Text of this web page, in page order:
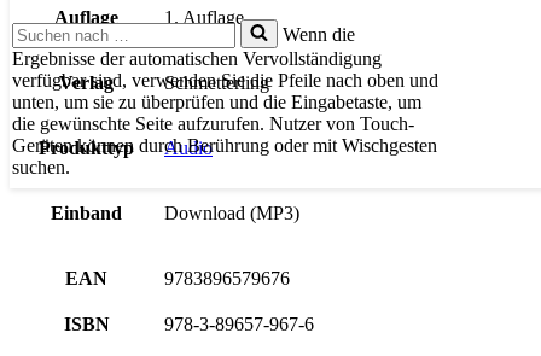
Suchen
nach …
Wenn die
Ergebnisse der automatischen Vervollständigung
verfügbar sind, verwenden Sie die Pfeile nach oben und
unten, um sie zu überprüfen und die Eingabetaste, um
die gewünschte Seite aufzurufen. Nutzer von Touch-
Geräten können durch Berührung oder mit Wischgesten
suchen.
Auflage 1. Auflage
Verlag Schmetterling
Produkttyp Audio
Einband Download (MP3)
EAN 9783896579676
ISBN 978-3-89657-967-6